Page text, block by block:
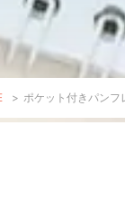
> ポケット付きパンフ